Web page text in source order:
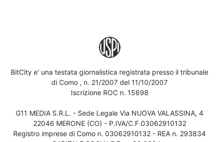
BitCity e' una testata giornalistica registrata presso il tribunale
di Como , n. 21/2007 del 11/10/2007
Iscrizione ROC n. 15698
G11 MEDIA S.R.L. - Sede Legale Via NUOVA VALASSINA, 4
22046 MERONE (CO) - P.IVA/C.F.03062910132
Registro imprese di Como n. 03062910132 - REA n. 293834